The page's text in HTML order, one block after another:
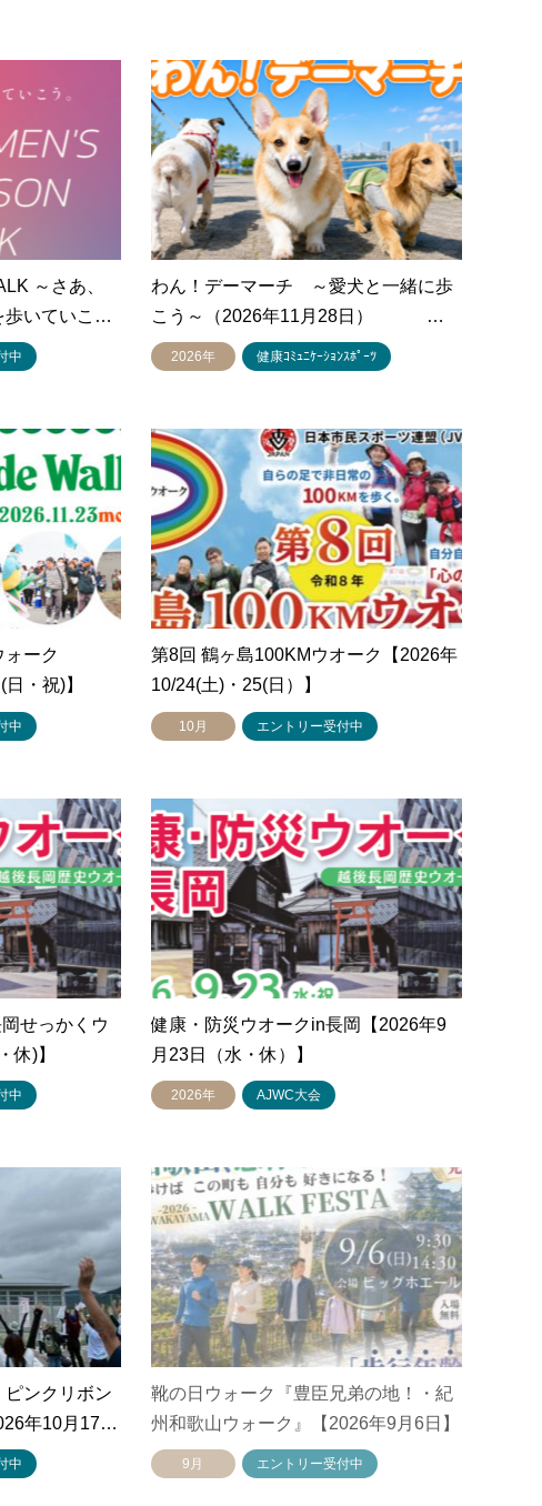
～さあ、
歩いていこ…
中
わん！デーマーチ ～愛犬と一緒に歩
こう～（2026年11月28日） …
2026年 健康ｺﾐｭﾆｹｰｼｮﾝｽﾎﾟｰﾂ
ーク
・祝)】
中
第8回 鶴ヶ島100KMウオーク【2026年
10/24(土)・25(日）】
10月 エントリー受付中
せっかくウ
休)】
中
健康・防災ウオークin長岡【2026年9
月23日（水・休）】
2026年 AJWC大会
ンクリボン
年10月17…
中
靴の日ウォーク『豊臣兄弟の地！・紀
州和歌山ウォーク』【2026年9月6日】
9月 エントリー受付中